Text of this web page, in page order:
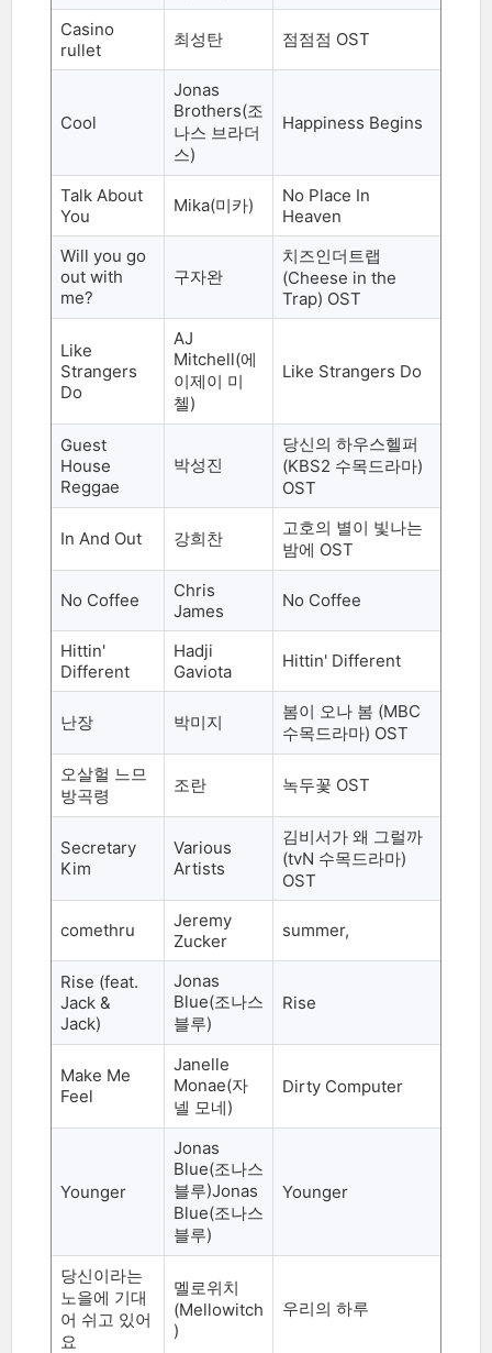
Casino
rullet
최성탄 점점점 OST
Cool
Jonas
Brothers(조
나스 브라더
스)
Happiness Begins
Talk About
You
Mika(미카)
No Place In
Heaven
Will you go
out with
me?
구자완
치즈인더트랩
(Cheese in the
Trap) OST
Like
Strangers
Do
AJ
Mitchell(에
이제이 미
첼)
Like Strangers Do
Guest
House
Reggae
박성진
당신의 하우스헬퍼
(KBS2 수목드라마)
OST
In And Out 강희찬
고호의 별이 빛나는
밤에 OST
No Coffee
Chris
James
No Coffee
Hittin'
Different
Hadji
Gaviota
Hittin' Different
난장 박미지
봄이 오나 봄 (MBC
수목드라마) OST
오살헐 느므
방곡령
조란 녹두꽃 OST
Secretary
Kim
Various
Artists
김비서가 왜 그럴까
(tvN 수목드라마)
OST
comethru
Jeremy
Zucker
summer,
Rise (feat.
Jack &
Jack)
Jonas
Blue(조나스
블루)
Rise
Make Me
Feel
Janelle
Monae(자
넬 모네)
Dirty Computer
Younger
Jonas
Blue(조나스
블루)Jonas
Blue(조나스
블루)
Younger
당신이라는
노을에 기대
어 쉬고 있어
요
멜로위치
(Mellowitch
)
우리의 하루